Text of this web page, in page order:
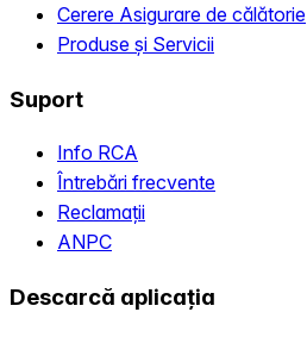
Cerere Asigurare de călătorie
Produse și Servicii
Suport
Info RCA
Întrebări frecvente
Reclamații
ANPC
Descarcă aplicația